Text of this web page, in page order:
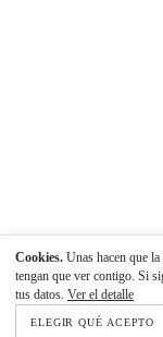
Cookies. Unas hacen que
tengan que ver contigo. Si
tus datos. Ver el detalle
ELEGIR QUÉ ACEPTO